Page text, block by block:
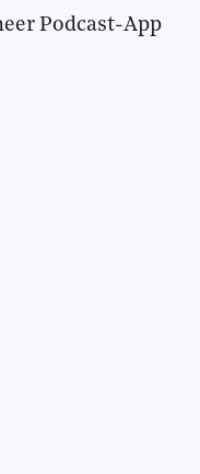
Podcast-App